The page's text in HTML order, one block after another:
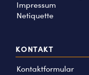
Impressum
Netiquette
KONTAKT
Kontaktformular